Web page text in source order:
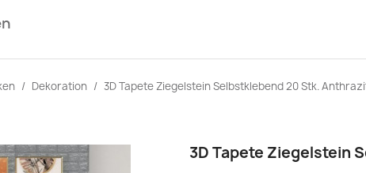
Dekoration 3D Tapete Ziegelstein Selbstklebend 20 Stk.
3D Tapete Ziegelstein